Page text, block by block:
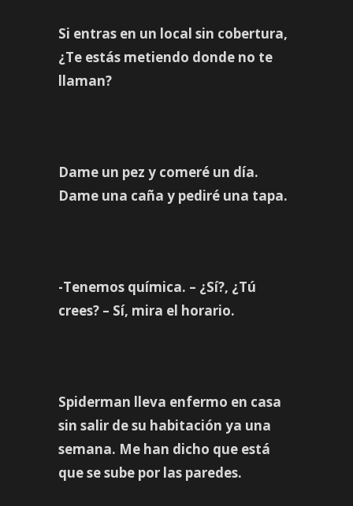
Si entras en un local sin cobertura,
¿Te estás metiendo donde no te
llaman?
Dame un pez y comeré un día.
Dame una caña y pediré una tapa.
-Tenemos química. – ¿Sí?, ¿Tú
crees? – Sí, mira el horario.
Spiderman lleva enfermo en casa
sin salir de su habitación ya una
semana. Me han dicho que está
que se sube por las paredes.